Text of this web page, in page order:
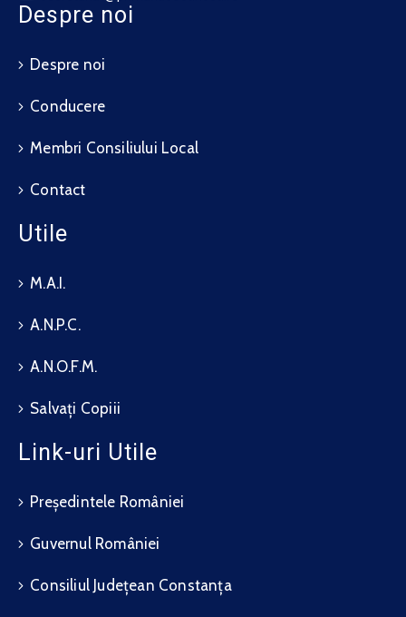
Despre noi
Despre noi
Conducere
Membri Consiliului Local
Contact
Utile
M.A.I.
A.N.P.C.
A.N.O.F.M.
Salvați Copiii
Link-uri Utile
Președintele României
Guvernul României
Consiliul Județean Constanța